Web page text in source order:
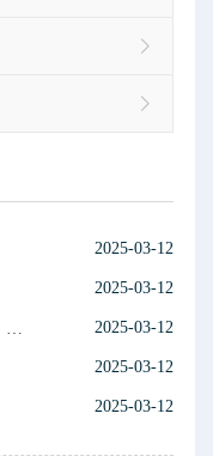
2025-03-12
2025-03-12
2025-03-12
2025-03-12
2025-03-12